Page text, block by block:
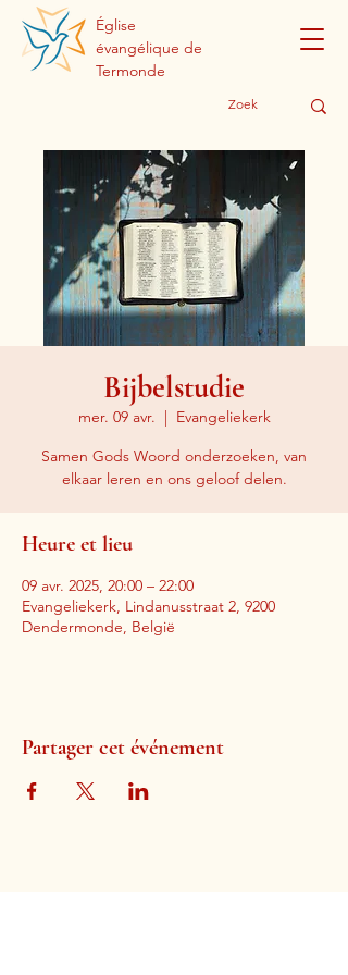
Église
évangélique de
Termonde
Bijbelstudie
mer. 09 avr.
  |
Evangeliekerk
Samen Gods Woord onderzoeken, van
elkaar leren en ons geloof delen.
Heure et lieu
09 avr. 2025, 20:00 – 22:00
Evangeliekerk, Lindanusstraat 2, 9200
Dendermonde, België
Partager cet événement